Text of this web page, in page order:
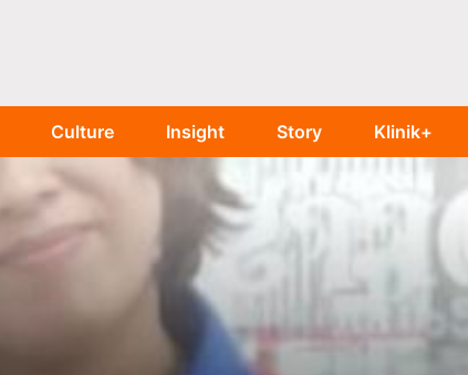
Culture Insight Story Klinik+